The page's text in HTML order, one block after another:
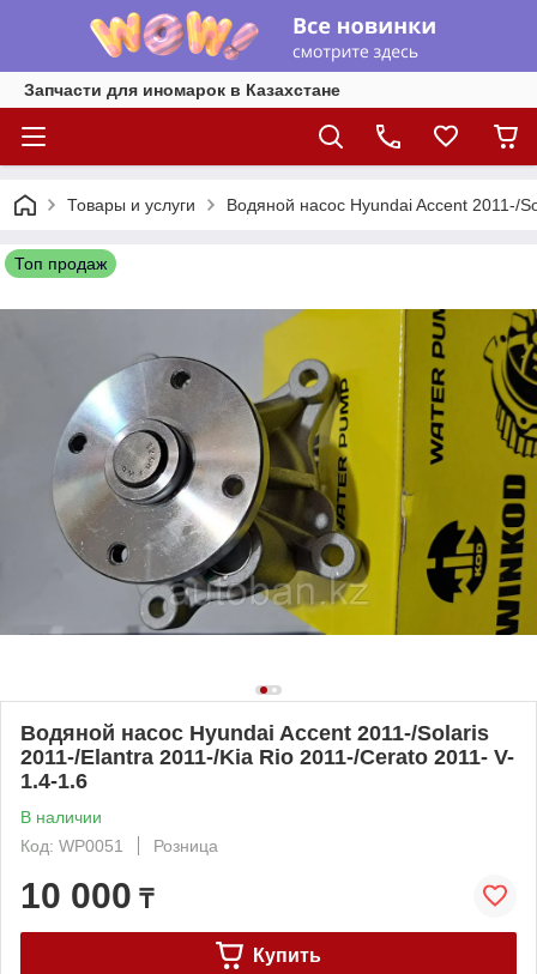
Запчасти для иномарок в Казахстане
Товары и услуги Водяной насос Hyundai Accent 2011-/
Топ продаж
Водяной насос Hyundai Accent 2011-/Solaris
2011-/Elantra 2011-/Kia Rio 2011-/Cerato 2011- V-
1.4-1.6
В наличии
Код: WP0051
Розница
10 000 ₸
Купить